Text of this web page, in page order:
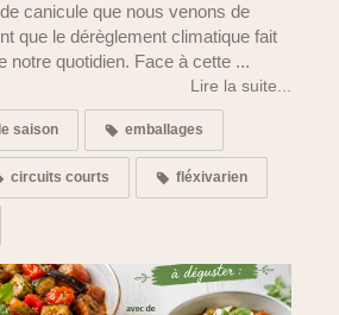
canicule que nous venons de
que le dérèglement climatique fait
notre quotidien. Face à cette ...
Lire la suite...
saison emballages
circuits courts fléxivarien